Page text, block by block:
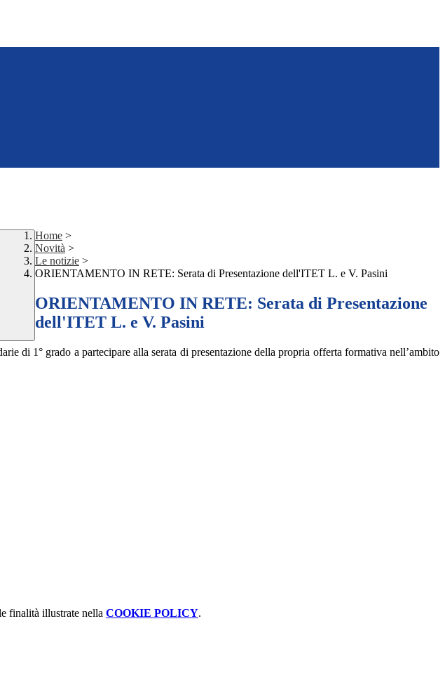
Home >
Novità >
Le notizie >
ORIENTAMENTO IN RETE: Serata di Presentazione dell'ITET L. e V. Pasini
ORIENTAMENTO IN RETE: Serata di Presentazione
dell'ITET L. e V. Pasini
di 1° grado a partecipare alla serata di presentazione della propria offerta formativa nell’ambito
finalità illustrate nella COOKIE POLICY.